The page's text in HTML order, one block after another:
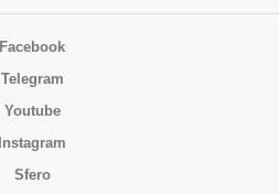
Facebook
Telegram
Youtube
Instagram
Sfero